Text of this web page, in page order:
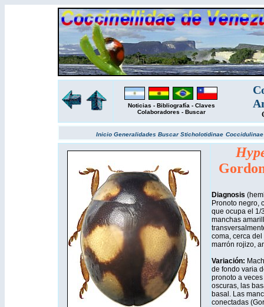
Noticias - Bibliografía - Claves
Colaboradores - Buscar
Inicio Generalidades BuscarSticholotidinae
Diagnosis
Pronoto negro,
que ocupa el 1/
manchas
coma, cerca
marrón rojizo,
Variación:
de fondo varia
pronoto a
oscuras, las
basal. Las
conectadas